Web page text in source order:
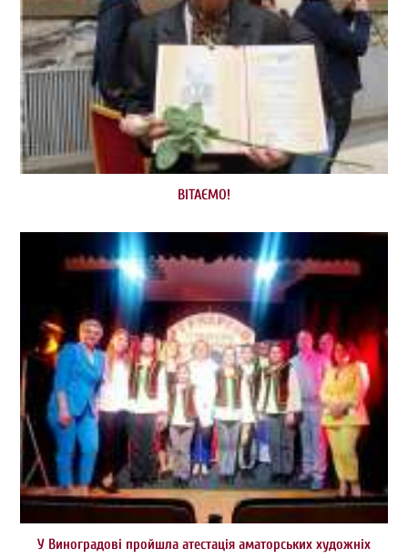
ВІТАЄМО!
У Виноградові пройшла атестація аматорських художніх